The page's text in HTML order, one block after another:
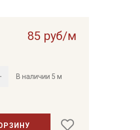
85 руб/м
В наличии 5 м